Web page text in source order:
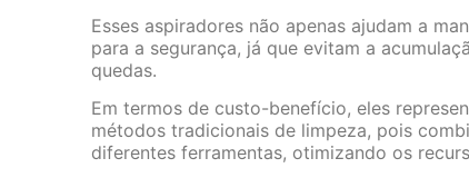
Esses aspiradores não apenas ajudam a
para a segurança, já que evitam a
quedas.
Em termos de custo-benefício, eles
métodos tradicionais de limpeza, pois
diferentes ferramentas, otimizando os